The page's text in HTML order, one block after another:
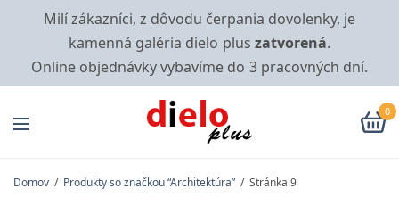
Milí zákazníci, z dôvodu čerpania dovolenky, je
kamenná galéria dielo plus zatvorená.
Online objednávky vybavíme do 3 pracovných dní.
0
Domov / Produkty so značkou “Architektúra” / Stránka 9